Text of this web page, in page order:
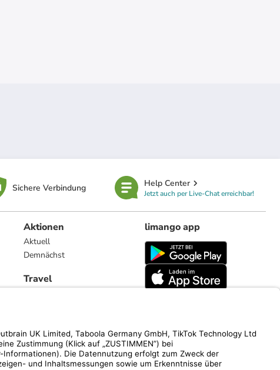
Sichere Verbindung Help Center
Jetzt auch per Live-Chat erreichbar!
Aktionen
Aktuell
Demnächst
Travel
limango app